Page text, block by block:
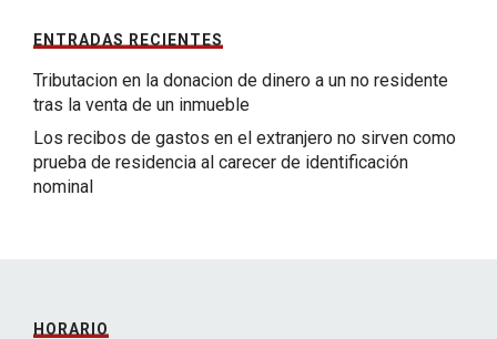
ENTRADAS RECIENTES
Tributacion en la donacion de dinero a un no residente
tras la venta de un inmueble
Los recibos de gastos en el extranjero no sirven como
prueba de residencia al carecer de identificación
nominal
HORARIO